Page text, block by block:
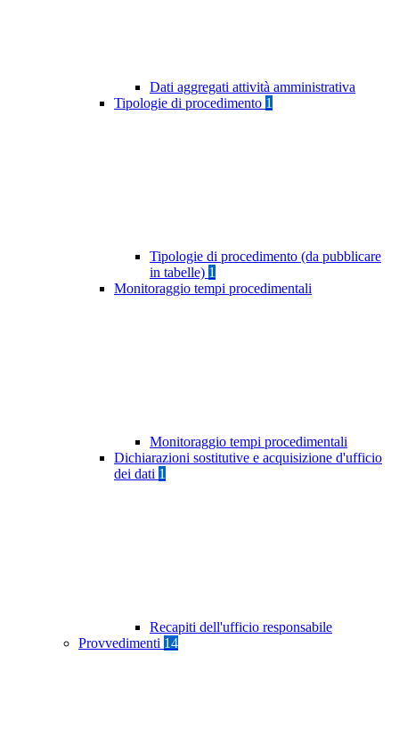
Dati aggregati attività amministrativa
Tipologie di procedimento 1
Tipologie di procedimento (da pubblicare
in tabelle) 1
Monitoraggio tempi procedimentali
Monitoraggio tempi procedimentali
Dichiarazioni sostitutive e acquisizione d'ufficio
dei dati 1
Recapiti dell'ufficio responsabile
Provvedimenti 14